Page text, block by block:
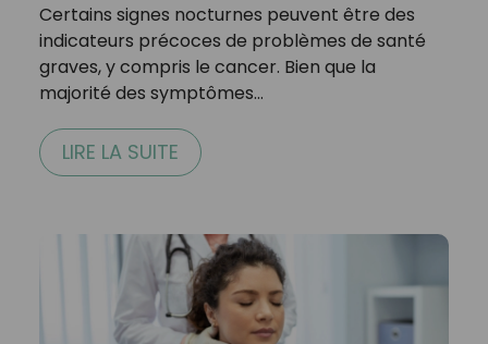
Certains signes nocturnes peuvent être des
indicateurs précoces de problèmes de santé
graves, y compris le cancer. Bien que la
majorité des symptômes…
LIRE LA SUITE